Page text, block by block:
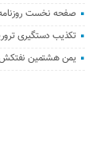
صفحه نخست روزنامه ها/
تکذیب دستگیری
یمن هشتمین نفتکش